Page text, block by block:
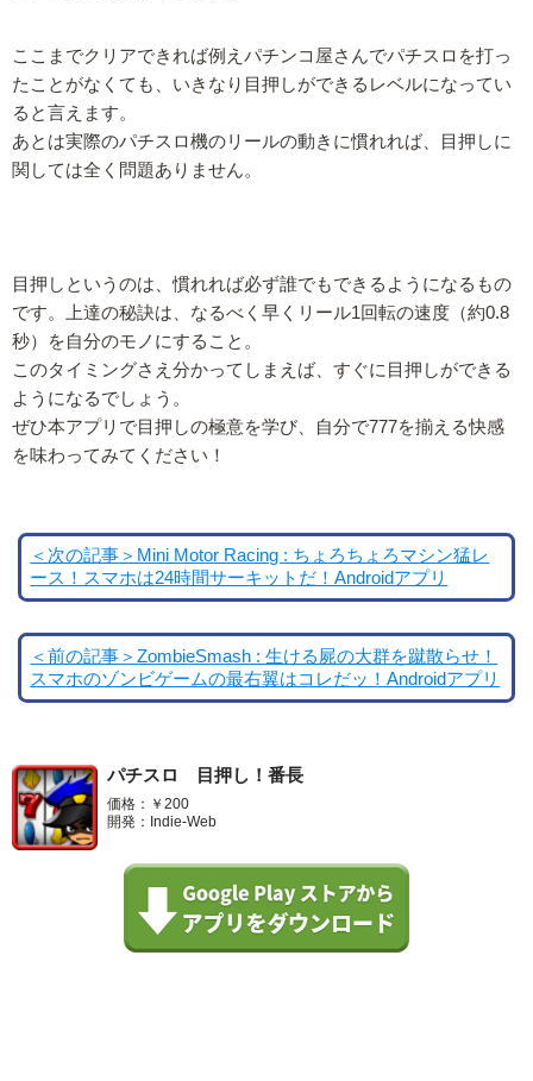
ここまでクリアできれば例えパチンコ屋さんでパチスロを打っ
たことがなくても、いきなり目押しができるレベルになってい
ると言えます。
あとは実際のパチスロ機のリールの動きに慣れれば、目押しに
関しては全く問題ありません。
目押しというのは、慣れれば必ず誰でもできるようになるもの
です。上達の秘訣は、なるべく早くリール1回転の速度（約0.8
秒）を自分のモノにすること。
このタイミングさえ分かってしまえば、すぐに目押しができる
ようになるでしょう。
ぜひ本アプリで目押しの極意を学び、自分で777を揃える快感
を味わってみてください！
＜次の記事＞Mini Motor Racing : ちょろちょろマシン猛レ
ース！スマホは24時間サーキットだ！Androidアプリ
＜前の記事＞ZombieSmash : 生ける屍の大群を蹴散らせ！
スマホのゾンビゲームの最右翼はコレだッ！Androidアプリ
パチスロ 目押し！番長
価格：￥200
開発：Indie-Web